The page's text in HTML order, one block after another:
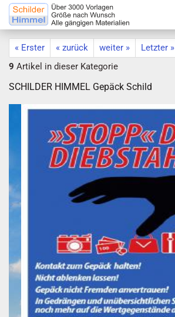
« Erster « zurück weiter »
Letzter »
9 Artikel in dieser Kategorie
SCHILDER HIMMEL Gepäck Schild